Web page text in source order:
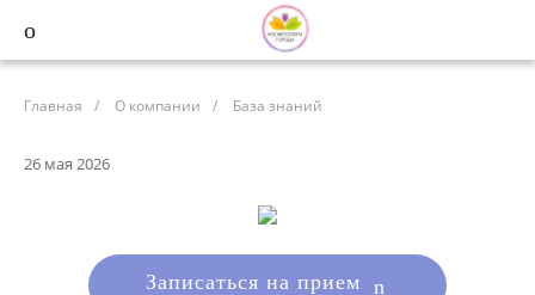
Главная / О компании / База знаний
26 мая 2026
Записаться на прием